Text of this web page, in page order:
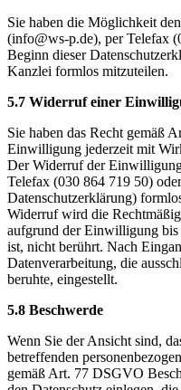
Sie haben die Möglichkeit
(info@ws-p.de), per Telefax
Beginn dieser
Kanzlei formlos mitzuteilen.
5.7 Widerruf einer
Sie haben das Recht gemäß
Einwilligung jederzeit mit
Der Widerruf der
Telefax (030 864 719 50)
Datenschutzerklärung)
Widerruf wird die
aufgrund der Einwilligung
ist, nicht berührt. Nach
Datenverarbeitung, die
beruhte, eingestellt.
5.8 Beschwerde
Wenn Sie der Ansicht sind,
betreffenden
gemäß Art. 77 DSGVO